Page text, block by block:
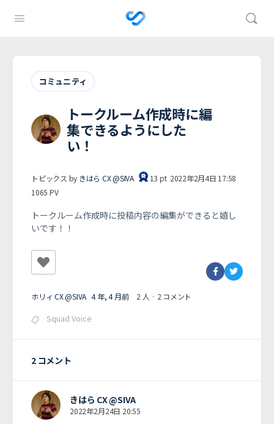
コミュニティ
トークルーム作成時に編
集できるようにした
い！
トピックス by きはら CX @SIVA 13 pt 2022年2月4日 17:58
1065 PV
トークルーム作成時に投稿内容の編集ができると嬉し
いです！！
ホリィ CX @SIVA 4 年, 4 月前 2 人 · 2 コメント
Squad Voice
2 コメント
きはら CX @SIVA
2022年2月24日 20:55